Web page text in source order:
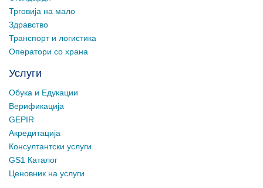
Трговија на мало
Здравство
Транспорт и логистика
Оператори со храна
Услуги
Обука и Едукации
Верификација
GEPIR
Акредитација
Консултантски услуги
GS1 Каталог
Ценовник на услуги